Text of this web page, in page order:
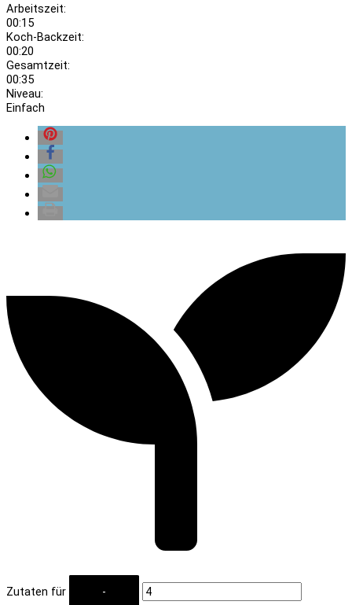
Arbeitszeit:
00:15
Koch-Backzeit:
00:20
Gesamtzeit:
00:35
Niveau:
Einfach
Zutaten für